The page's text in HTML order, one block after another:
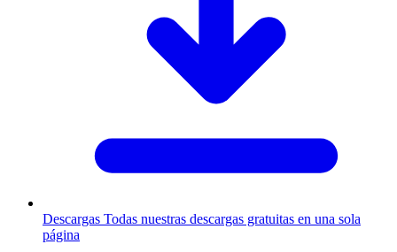
Descargas Todas nuestras descargas gratuitas en una sola
página